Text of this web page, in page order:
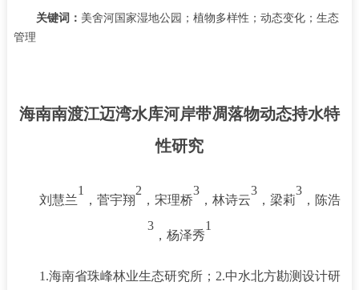
关键词： 美舍河国家湿地公园；植物多样性；动态变化；生态
管理
海南南渡江迈湾水库河岸带凋落物动态持水特
性研究
刘慧兰
1
，菅宇翔
2
，宋理桥
3
，林诗云
3
，梁莉
3
，陈浩
3
，杨泽秀
1
1.海南省珠峰林业生态研究所；2.中水北方勘测设计研